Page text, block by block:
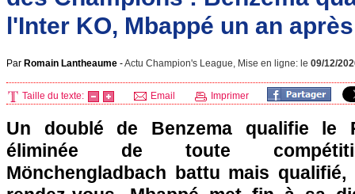
l'Inter KO, Mbappé un an
Par Romain Lantheaume -Actu Champion's League, Mise en ligne: le 09/12/
Taille du texte: Email Imprimer
Un doublé de Benzema qualifie le
éliminée de toute
Mönchengladbach battu mais